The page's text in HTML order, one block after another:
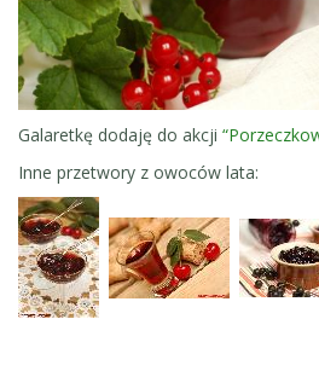
Galaretkę dodaję do akcji
Inne przetwory z owoców lata: